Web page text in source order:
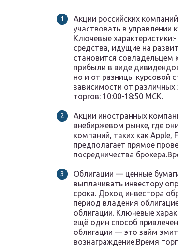
Акции российских
участвовать в управлении
Ключевые
средства, идущие на
становится совладельцем
прибыли в виде
но и от разницы курсовой
зависимости от различных
торгов: 10:00-18:50 МСК.
Акции иностранных
внебиржевом рынке, где
компаний, таких как Apple,
предполагает прямое
посредничества
Облигации — ценные
выплачивать инвестору
срока. Доход инвестора
период владения
облигации. Ключевые
ещё один способ
облигации — это займ
вознаграждение.Время